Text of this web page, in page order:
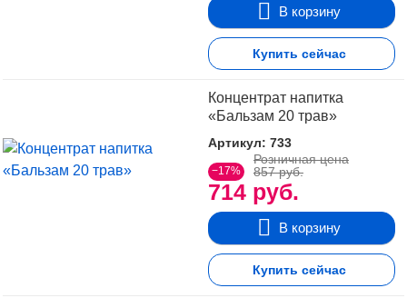
В корзину
Купить сейчас
Концентрат напитка
«Бальзам 20 трав»
Артикул: 733
−17%
714 руб.
Розничная цена
857 руб.
В корзину
Купить сейчас